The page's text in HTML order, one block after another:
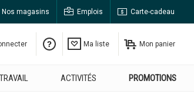
Nos magasins Emplois Carte-cadeau
Ma liste Mon panier
TRAVAIL ACTIVITÉS PROMOTIONS